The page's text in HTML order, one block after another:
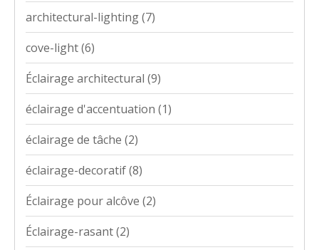
architectural-lighting(7)
cove-light(6)
Éclairage architectural (9)
éclairage d'accentuation (1)
éclairage de tâche (2)
éclairage-decoratif(8)
Éclairage pour alcôve (2)
Éclairage-rasant(2)